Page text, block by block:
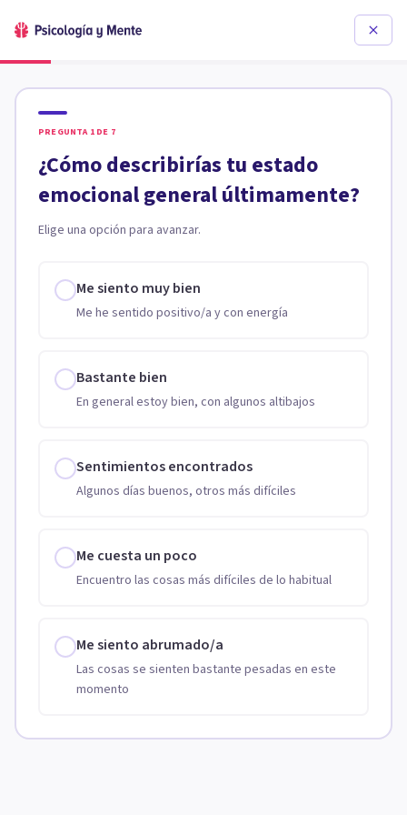
PREGUNTA 1 DE 7
¿Cómo describirías tu estado
emocional general últimamente?
Elige una opción para avanzar.
Me siento muy bien
Me he sentido positivo/a y con energía
Bastante bien
En general estoy bien, con algunos altibajos
Sentimientos encontrados
Algunos días buenos, otros más difíciles
Me cuesta un poco
Encuentro las cosas más difíciles de lo habitual
Me siento abrumado/a
Las cosas se sienten bastante pesadas en este
momento